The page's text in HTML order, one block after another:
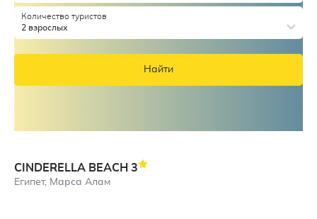
Количество туристов
2 взрослых
Найти
CINDERELLA BEACH 3
Египет, Марса Алам